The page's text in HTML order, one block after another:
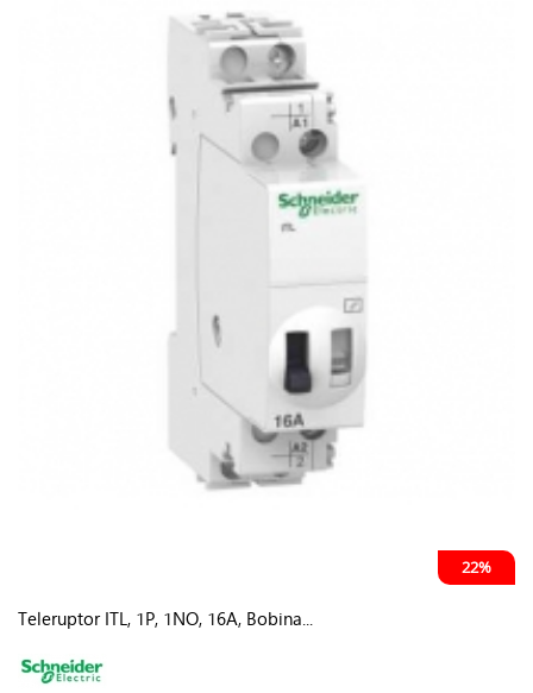
22%
Teleruptor ITL, 1P, 1NO, 16A, Bobina...